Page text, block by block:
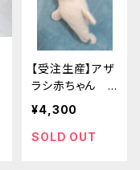
【受注生産】アザ
ラシ赤ちゃん
ポーチ
¥4,300
SOLD OUT